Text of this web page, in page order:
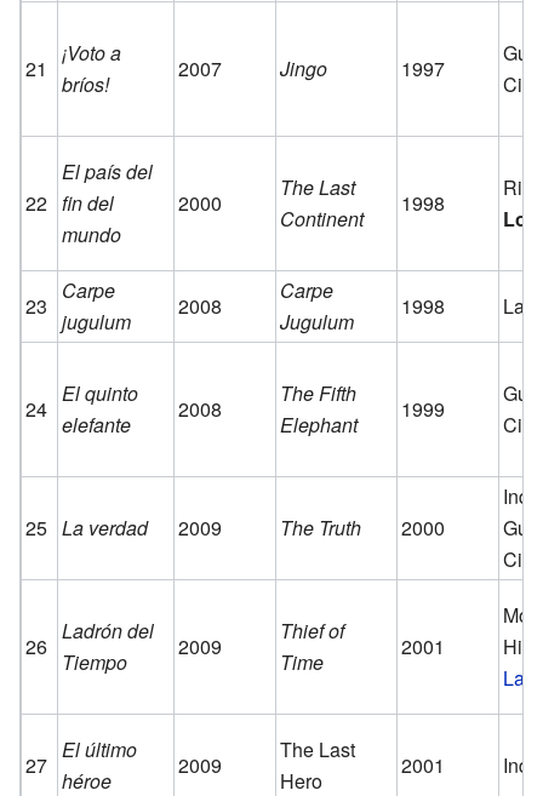
21
¡Voto a
bríos!
2007 Jingo 1997
22
El país del
fin del
mundo
2000
The Last
Continent
1998
Los
23
Carpe
jugulum
2008
Carpe
Jugulum
1998 Las
24
El quinto
elefante
2008
The Fifth
Elephant
1999
25 La verdad 2009 The Truth 2000
26
Ladrón del
Tiempo
2009
Thief of
Time
2001
La
27
El último
héroe
2009
The Last
Hero
2001